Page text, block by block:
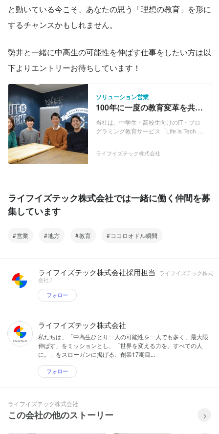
と動いている今こそ、あなたの思う「理想の教育」を形に
するチャンスかもしれません。
勢井と一緒に中高生の可能性を伸ばす仕事をしたい方は以
下よりエントリーお待ちしています！
ソリューション営業
100年に一度の教育変革を共
に。自治体とコラボし地方創
生×教育に携わる営業
当社は、中学生・高校生向けのIT・プロ
グラミング教育サービス「Life is Tech !
社会でも活かせるよう、学びの入口、中
口」となる、春・夏・冬の長期休暇に全
国の大学のキャンパスで開催する合宿型
型の教室を運営しています。 ◆ONLINE
教育を提供したいと考え、ウォルト・デ
tech.com/jichitai/）の運営をスタートさ
せました。 ※そのほか、プログラムで学
んだ中高生の進学、就職、起業といった
「出口」のサポートも行っています。
【アメリカに進出し子会社設立。目指せ
ターとなります。またクオリティ維持の
ため、「テクノロジア」の開発トップに
ライフイズテック株式会社
ライフイズテック株式会社では一緒に働く仲間を募
集しています
営業 地方 教育 ココロオドル瞬間
ライフイズテック株式会社採用担当
ライフイズテック株式
会社 /
フォロー
ライフイズテック株式会社
私たちは、「中高生ひとり一人の可能性を一人でも多く、最大限
伸ばす」をミッションとし、「世界を変える力を、すべての人
に。」をスローガンに掲げる、創業17期目...
フォロー
ライフイズテック株式会社
この会社の他のストーリー